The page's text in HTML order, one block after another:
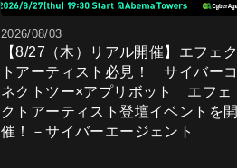
2026/08/03
【8/27（木）リアル開催】エフェク
トアーティスト必見！ サイバーコ
ネクトツー×アプリボット エフェ
クトアーティスト登壇イベントを開
催！－サイバーエージェント